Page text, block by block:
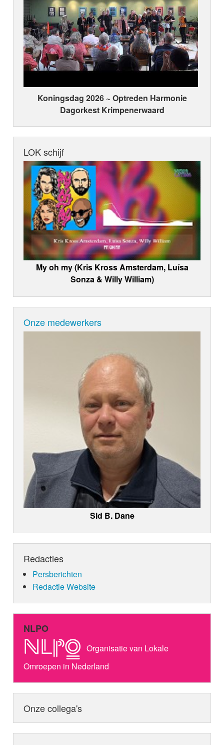
Koningsdag 2026 ~ Optreden Harmonie
Dagorkest Krimpenerwaard
LOK schijf
My oh my (Kris Kross Amsterdam, Luísa
Sonza & Willy William)
Onze medewerkers
Sid B. Dane
Redacties
Persberichten
Redactie Website
NLPO
Organisatie van Lokale
Omroepen in Nederland
Onze collega's